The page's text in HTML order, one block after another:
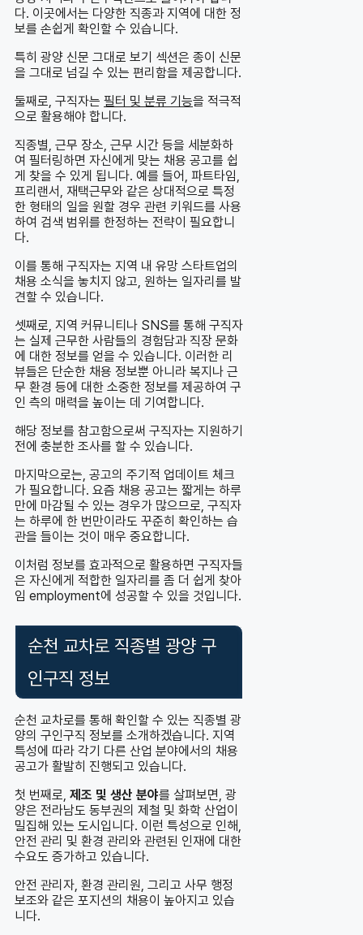
다. 이곳에서는 다양한 직종과 지역에 대한 정
보를 손쉽게 확인할 수 있습니다.
특히 광양 신문 그대로 보기 섹션은 종이 신문
을 그대로 넘길 수 있는 편리함을 제공합니다.
둘째로, 구직자는 필터 및 분류 기능을 적극적
으로 활용해야 합니다.
직종별, 근무 장소, 근무 시간 등을 세분화하
여 필터링하면 자신에게 맞는 채용 공고를 쉽
게 찾을 수 있게 됩니다. 예를 들어, 파트타임,
프리랜서, 재택근무와 같은 상대적으로 특정
한 형태의 일을 원할 경우 관련 키워드를 사용
하여 검색 범위를 한정하는 전략이 필요합니
다.
이를 통해 구직자는 지역 내 유망 스타트업의
채용 소식을 놓치지 않고, 원하는 일자리를 발
견할 수 있습니다.
셋째로, 지역 커뮤니티나 SNS를 통해 구직자
는 실제 근무한 사람들의 경험담과 직장 문화
에 대한 정보를 얻을 수 있습니다. 이러한 리
뷰들은 단순한 채용 정보뿐 아니라 복지나 근
무 환경 등에 대한 소중한 정보를 제공하여 구
인 측의 매력을 높이는 데 기여합니다.
해당 정보를 참고함으로써 구직자는 지원하기
전에 충분한 조사를 할 수 있습니다.
마지막으로는, 공고의 주기적 업데이트 체크
가 필요합니다. 요즘 채용 공고는 짧게는 하루
만에 마감될 수 있는 경우가 많으므로, 구직자
는 하루에 한 번만이라도 꾸준히 확인하는 습
관을 들이는 것이 매우 중요합니다.
이처럼 정보를 효과적으로 활용하면 구직자들
은 자신에게 적합한 일자리를 좀 더 쉽게 찾아
임 employment에 성공할 수 있을 것입니다.
순천 교차로 직종별 광양 구
인구직 정보
순천 교차로를 통해 확인할 수 있는 직종별 광
양의 구인구직 정보를 소개하겠습니다. 지역
특성에 따라 각기 다른 산업 분야에서의 채용
공고가 활발히 진행되고 있습니다.
첫 번째로, 제조 및 생산 분야를 살펴보면, 광
양은 전라남도 동부권의 제철 및 화학 산업이
밀집해 있는 도시입니다. 이런 특성으로 인해,
안전 관리 및 환경 관리와 관련된 인재에 대한
수요도 증가하고 있습니다.
안전 관리자, 환경 관리원, 그리고 사무 행정
보조와 같은 포지션의 채용이 높아지고 있습
니다.